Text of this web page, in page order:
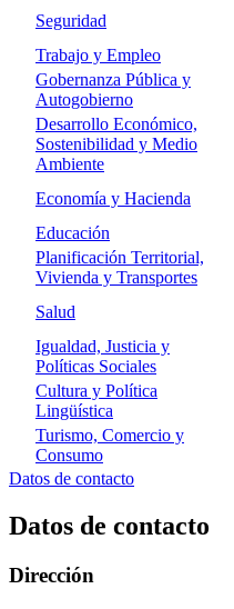
Seguridad
Trabajo y Empleo
Gobernanza Pública y
Autogobierno
Desarrollo Económico,
Sostenibilidad y Medio
Ambiente
Economía y Hacienda
Educación
Planificación Territorial,
Vivienda y Transportes
Salud
Igualdad, Justicia y
Políticas Sociales
Cultura y Política
Lingüística
Turismo, Comercio y
Consumo
Datos de contacto
Datos de contacto
Dirección